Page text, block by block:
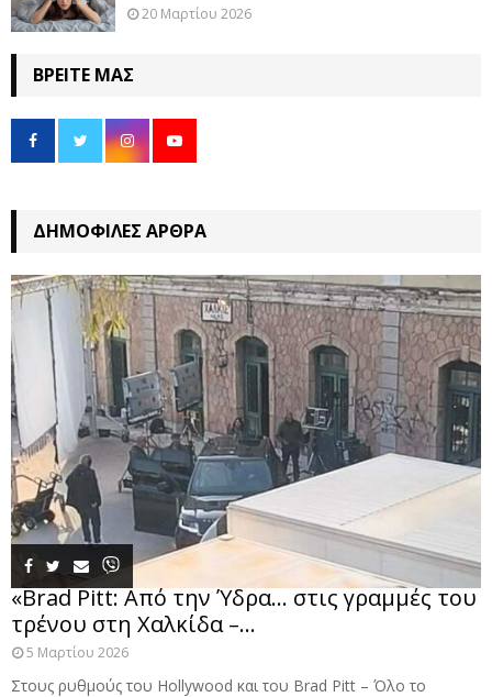
20 Μαρτίου 2026
ΒΡΕΊΤΕ ΜΑΣ
ΔΗΜΟΦΙΛΈΣ ΆΡΘΡΑ
«Brad Pitt: Από την Ύδρα… στις γραμμές του
τρένου στη Χαλκίδα –...
5 Μαρτίου 2026
Στους ρυθμούς του Hollywood και του Brad Pitt – Όλο το